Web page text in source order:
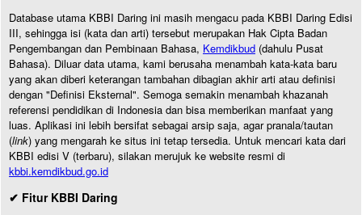
Database utama KBBI Daring ini masih mengacu pada KBBI Daring Edisi
III, sehingga isi (kata dan arti) tersebut merupakan Hak Cipta Badan
Pengembangan dan Pembinaan Bahasa, Kemdikbud (dahulu Pusat
Bahasa). Diluar data utama, kami berusaha menambah kata-kata baru
yang akan diberi keterangan tambahan dibagian akhir arti atau definisi
dengan "Definisi Eksternal". Semoga semakin menambah khazanah
referensi pendidikan di Indonesia dan bisa memberikan manfaat yang
luas. Aplikasi ini lebih bersifat sebagai arsip saja, agar pranala/tautan
(link) yang mengarah ke situs ini tetap tersedia. Untuk mencari kata dari
KBBI edisi V (terbaru), silakan merujuk ke website resmi di
kbbi.kemdikbud.go.id
✔ Fitur KBBI Daring